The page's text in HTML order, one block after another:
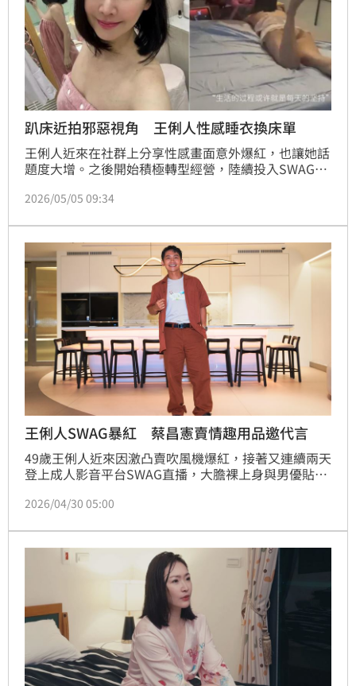
趴床近拍邪惡視角 王俐人性感睡衣換床單
王俐人近來在社群上分享性感畫面意外爆紅，也讓她話
題度大增。之後開始積極轉型經營，陸續投入SWAG直
入。近日她一段穿著性感內衣換床單的影片再度引起關
歆
2026/05/05 09:34
王俐人SWAG暴紅 蔡昌憲賣情趣用品邀代言
49歲王俐人近來因激凸賣吹風機爆紅，接著又連續兩天
登上成人影音平台SWAG直播，大膽裸上身與男優貼身
投資的情趣用品店年年營業額破億，今他也表示不排除
2026/04/30 05:00